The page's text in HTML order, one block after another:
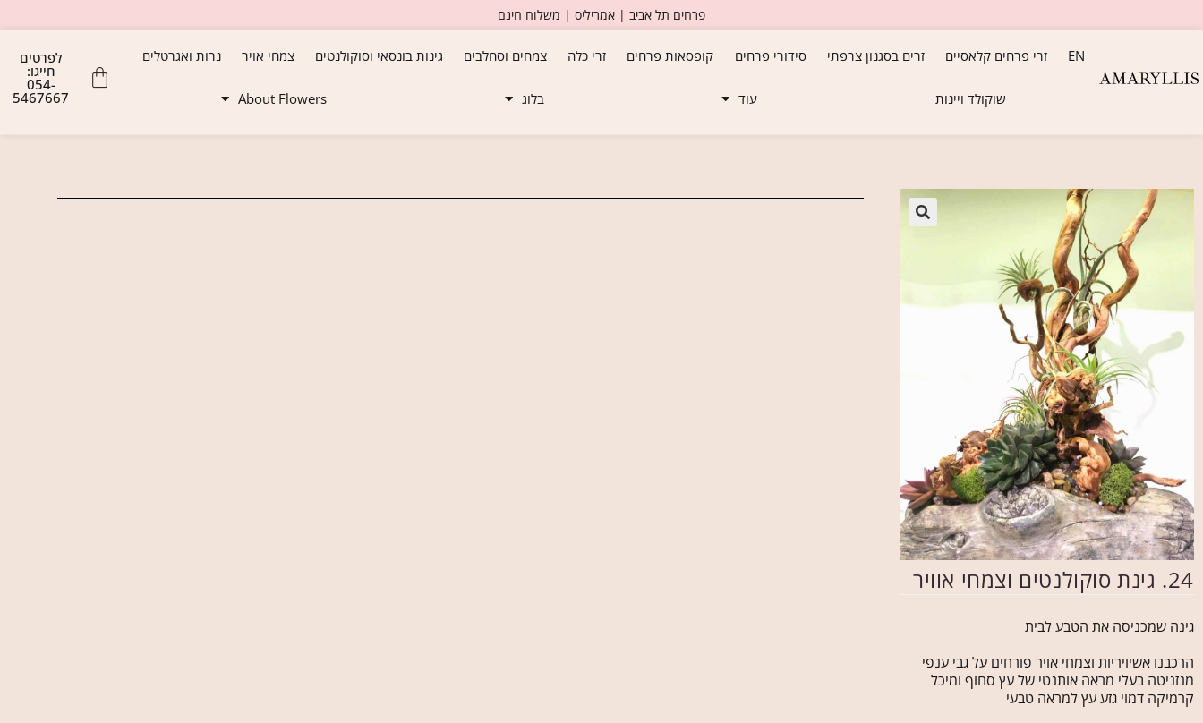
פרחים תל אביב | אמריליס | משלוח חינם
EN זרי פרחים קלאסיים זרים בסגנון צרפתי סידורי פרחים קופסאות פרחים זרי כלה צמחים וסחלבים גינות בונסאי וסוקולנטים צמחי אויר נרות ואגרטלים
שוקולד ויינות עוד בלוג About Flowers
לפרטים
חייגו:
054-
5467667
24. גינת סוקולנטים וצמחי אוויר
גינה שמכניסה את הטבע לבית
הרכבנו אשיויריות וצמחי אויר פורחים על גבי ענפי
מנזניטה בעלי מראה אותנטי של עץ סחוף ומיכל
קרמיקה דמוי גזע עץ למראה טבעי